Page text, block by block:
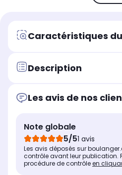
Dimensions l x h x p
9 x 20.3 x 9 cm 9
Caractéristiques
Description
Les avis de nos
Note globale
5/51 avis
Les avis déposés sur
contrôle avant leur publication.
procédure de contrôleen